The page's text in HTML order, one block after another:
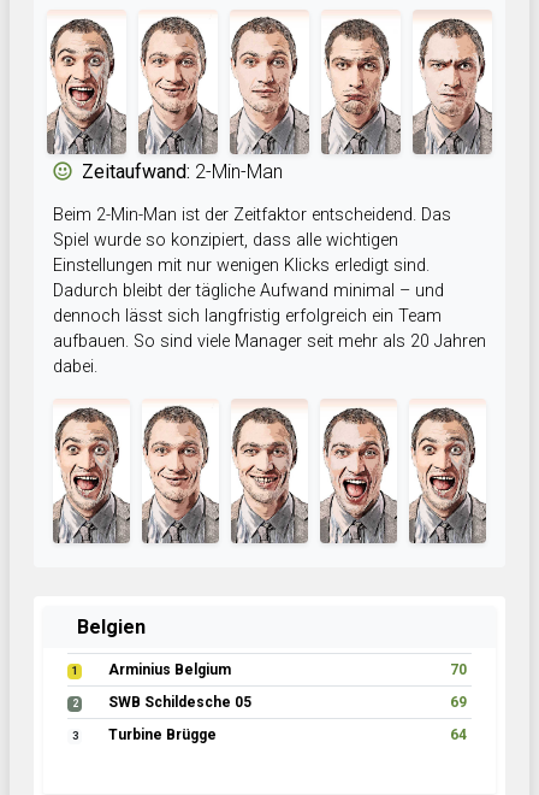
Zeitaufwand: 2-Min-Man
Beim 2-Min-Man ist der Zeitfaktor entscheidend. Das
Spiel wurde so konzipiert, dass alle wichtigen
Einstellungen mit nur wenigen Klicks erledigt sind.
Dadurch bleibt der tägliche Aufwand minimal – und
dennoch lässt sich langfristig erfolgreich ein Team
aufbauen. So sind viele Manager seit mehr als 20 Jahren
dabei.
Belgien
1 Arminius Belgium 70
2 SWB Schildesche 05 69
3 Turbine Brügge 64